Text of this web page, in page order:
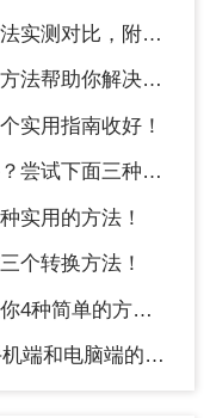
，附各场景最优选！
助你解决问题！
实用指南收好！
下面三种方法！
实用的方法！
个转换方法！
简单的方法！
脑端的操作差异！